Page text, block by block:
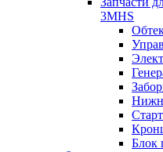
3MHS
Блок